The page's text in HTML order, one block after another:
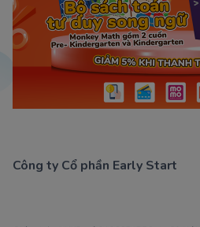
Công ty Cổ phần Early Start